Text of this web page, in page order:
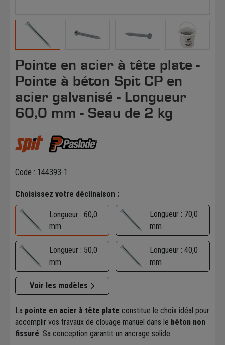
Pointe en acier à tête plate -
Pointe à béton Spit CP en
acier galvanisé - Longueur
60,0 mm - Seau de 2 kg
Code : 144393-1
Choisissez votre déclinaison :
Longueur : 60,0
mm
Longueur : 70,0
mm
Longueur : 50,0
mm
Longueur : 40,0
mm
Voir les modèles
La pointe en acier à tête plate constitue le choix idéal pour
accomplir vos travaux de clouage manuel dans le béton non
fissuré. Sa conception garantit un ancrage solide.